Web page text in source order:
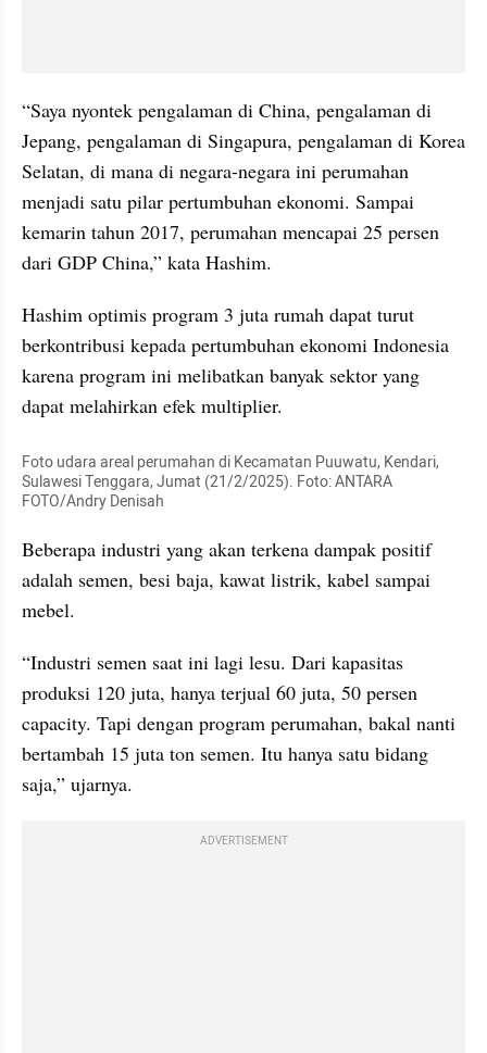
“Saya nyontek pengalaman di China, pengalaman di
Jepang, pengalaman di Singapura, pengalaman di Korea
Selatan, di mana di negara-negara ini perumahan
menjadi satu pilar pertumbuhan ekonomi. Sampai
kemarin tahun 2017, perumahan mencapai 25 persen
dari GDP China,” kata Hashim.
Hashim optimis program 3 juta rumah dapat turut
berkontribusi kepada pertumbuhan ekonomi Indonesia
karena program ini melibatkan banyak sektor yang
dapat melahirkan efek multiplier.
Foto udara areal perumahan di Kecamatan Puuwatu, Kendari,
Sulawesi Tenggara, Jumat (21/2/2025). Foto: ANTARA
FOTO/Andry Denisah
Beberapa industri yang akan terkena dampak positif
adalah semen, besi baja, kawat listrik, kabel sampai
mebel.
“Industri semen saat ini lagi lesu. Dari kapasitas
produksi 120 juta, hanya terjual 60 juta, 50 persen
capacity. Tapi dengan program perumahan, bakal nanti
bertambah 15 juta ton semen. Itu hanya satu bidang
saja,” ujarnya.
ADVERTISEMENT